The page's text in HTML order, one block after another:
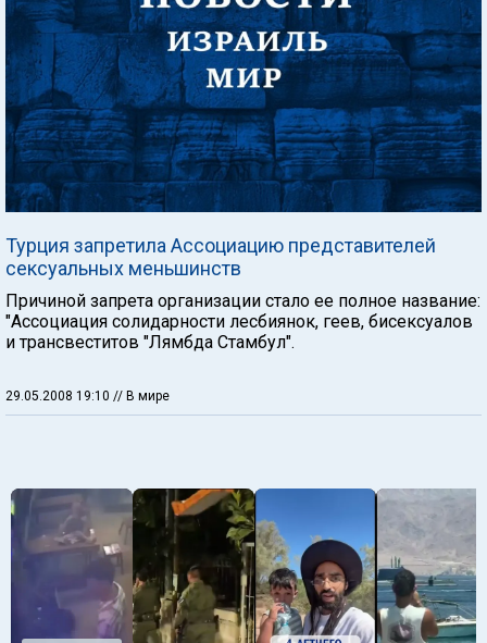
Турция запретила Ассоциацию представителей
сексуальных меньшинств
Причиной запрета организации стало ее полное название:
"Ассоциация солидарности лесбиянок, геев, бисексуалов
и трансвеститов "Лямбда Стамбул".
29.05.2008 19:10 // В мире